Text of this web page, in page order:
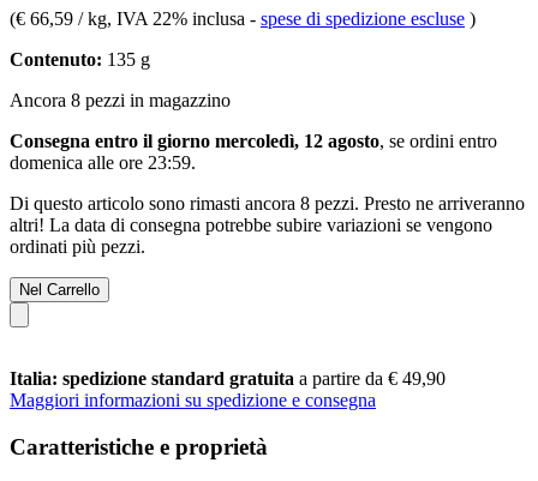
(€ 66,59 / kg, IVA 22% inclusa - spese di spedizione escluse )
Contenuto: 135 g
Ancora 8 pezzi in magazzino
Consegna entro il giorno mercoledì, 12 agosto, se ordini entro
domenica alle ore 23:59.
Di questo articolo sono rimasti ancora 8 pezzi. Presto ne arriveranno
altri! La data di consegna potrebbe subire variazioni se vengono
ordinati più pezzi.
Nel Carrello
Italia: spedizione standard gratuita a partire da € 49,90
Maggiori informazioni su spedizione e consegna
Caratteristiche e proprietà